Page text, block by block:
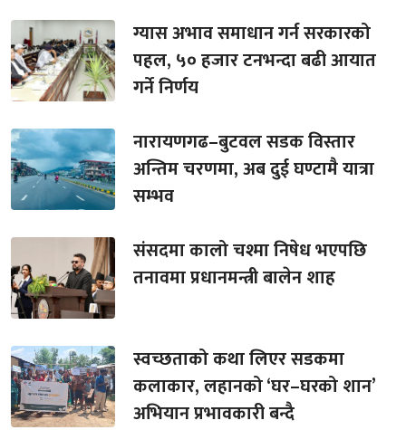
ग्यास अभाव समाधान गर्न सरकारको
पहल, ५० हजार टनभन्दा बढी आयात
गर्ने निर्णय
नारायणगढ–बुटवल सडक विस्तार
अन्तिम चरणमा, अब दुई घण्टामै यात्रा
सम्भव
संसदमा कालो चश्मा निषेध भएपछि
तनावमा प्रधानमन्त्री बालेन शाह
स्वच्छताको कथा लिएर सडकमा
कलाकार, लहानको ‘घर–घरको शान’
अभियान प्रभावकारी बन्दै